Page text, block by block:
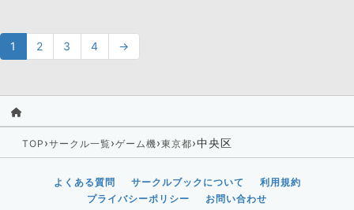
1 2 3 4 →
TOP ›サークル一覧›ゲーム機›東京都›中央区
よくある質問 サークルブックについて
利用規約
プライバシーポリシー
お問い合わせ